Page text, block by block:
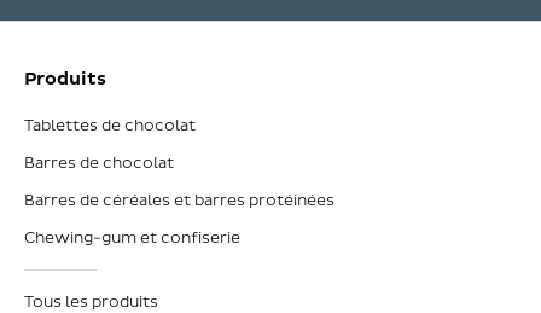
Produits
Tablettes de chocolat
Barres de chocolat
Barres de céréales et barres protéinées
Chewing-gum et confiserie
Tous les produits